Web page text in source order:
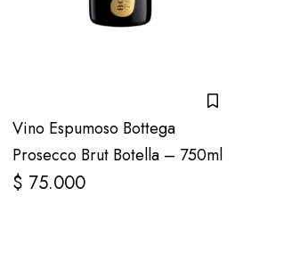
Vino Espumoso Bottega
Prosecco Brut Botella – 750ml
$ 75.000